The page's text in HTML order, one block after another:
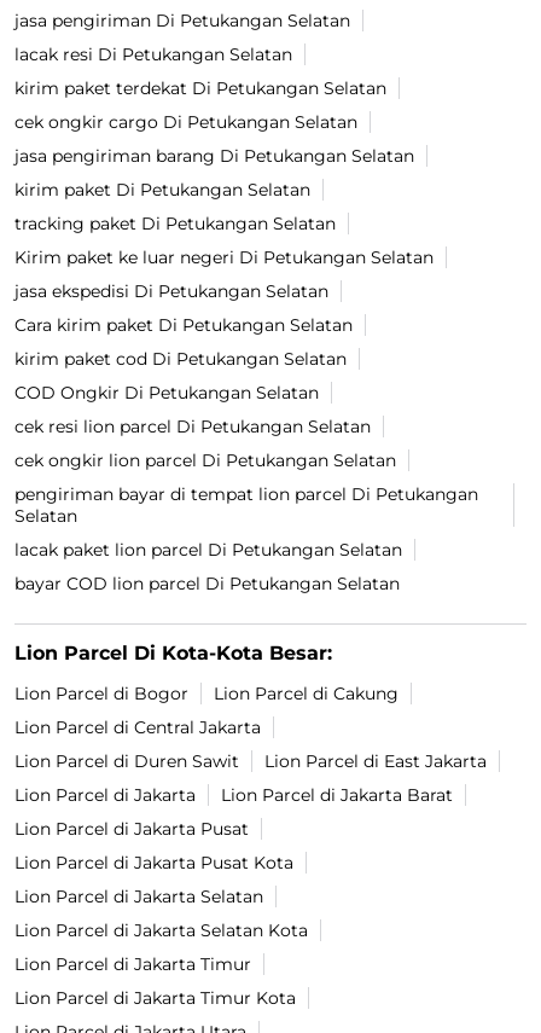
jasa pengiriman Di Petukangan Selatan
lacak resi Di Petukangan Selatan
kirim paket terdekat Di Petukangan Selatan
cek ongkir cargo Di Petukangan Selatan
jasa pengiriman barang Di Petukangan Selatan
kirim paket Di Petukangan Selatan
tracking paket Di Petukangan Selatan
Kirim paket ke luar negeri Di Petukangan Selatan
jasa ekspedisi Di Petukangan Selatan
Cara kirim paket Di Petukangan Selatan
kirim paket cod Di Petukangan Selatan
COD Ongkir Di Petukangan Selatan
cek resi lion parcel Di Petukangan Selatan
cek ongkir lion parcel Di Petukangan Selatan
pengiriman bayar di tempat lion parcel Di Petukangan
Selatan
lacak paket lion parcel Di Petukangan Selatan
bayar COD lion parcel Di Petukangan Selatan
Lion Parcel Di Kota-Kota Besar:
Lion Parcel di Bogor
Lion Parcel di Cakung
Lion Parcel di Central Jakarta
Lion Parcel di Duren Sawit
Lion Parcel di East Jakarta
Lion Parcel di Jakarta
Lion Parcel di Jakarta Barat
Lion Parcel di Jakarta Pusat
Lion Parcel di Jakarta Pusat Kota
Lion Parcel di Jakarta Selatan
Lion Parcel di Jakarta Selatan Kota
Lion Parcel di Jakarta Timur
Lion Parcel di Jakarta Timur Kota